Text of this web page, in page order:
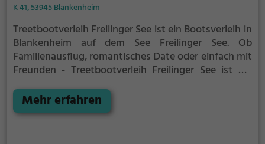
K 41, 53945 Blankenheim
Treetbootverleih Freilinger See ist ein Bootsverleih in
Blankenheim auf dem See Freilinger See. Ob
Familienausflug, romantisches Date oder einfach mit
Freunden - Treetbootverleih Freilinger See ist die
sowohl Naturfreunde als auch Sportbegeisterte und
echte Wasserratten auf ihre Kosten.
Mehr erfahren